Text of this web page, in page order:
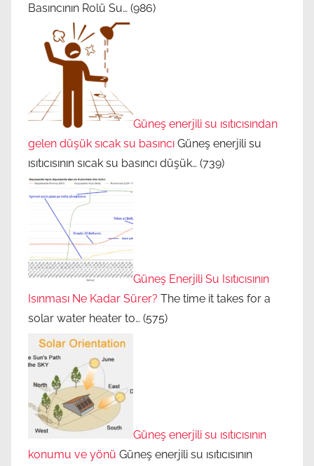
Basıncının Rolü Su… (986)
Güneş enerjili su ısıtıcısından
gelen düşük sıcak su basıncı Güneş enerjili su
ısıtıcısının sıcak su basıncı düşük… (739)
Güneş Enerjili Su Isıtıcısının
Isınması Ne Kadar Sürer? The time it takes for a
solar water heater to… (575)
Güneş enerjili su ısıtıcısının
konumu ve yönü Güneş enerjili su ısıtıcısının